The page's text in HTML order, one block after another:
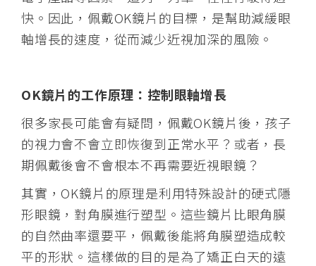
快。因此，佩戴OK鏡片的目標，是幫助減緩眼
軸增長的速度，從而減少近視加深的風險。
OK鏡片的工作原理：控制眼軸增長
很多家長可能會有疑問，佩戴OK鏡片後，孩子
的視力會不會立即恢復到正常水平？或者，長
期佩戴後會不會根本不再需要近視眼鏡？
其實，OK鏡片的原理是利用特殊設計的硬式隱
形眼鏡，對角膜進行塑型。這些鏡片比眼角膜
的自然曲率還要平，佩戴後能將角膜塑造成較
平的形狀。這樣做的目的是為了矯正白天的遠